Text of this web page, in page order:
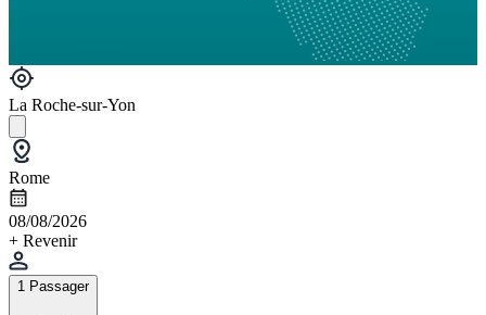
La Roche-sur-Yon
Rome
08/08/2026
+ Revenir
1 Passager